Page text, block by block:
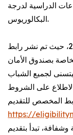
الدراسية لدرجة
البكالوريوس.
وسيتم استقبال الطلبات لغاية 18 آذار 2026، حيث تم نشر رابط
بصندوق الأمان
لجميع الشباب
على الشروط
المخصص للتقديم
https://
تبدأ بتقديم